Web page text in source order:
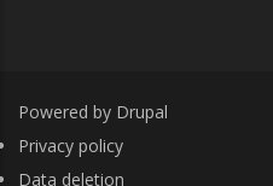
Powered by Drupal
FOOTER
Privacy policy
Data deletion